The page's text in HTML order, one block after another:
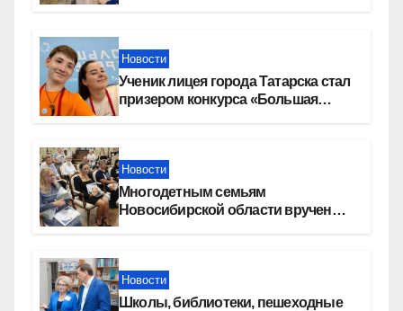
Новости
Ученик лицея города Татарска стал
призером конкурса «Большая
Новости
Многодетным семьям
Новосибирской области вручены
Новости
Школы, библиотеки, пешеходные